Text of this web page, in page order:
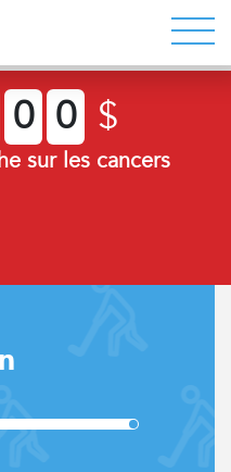
0 0 $
sur les cancers